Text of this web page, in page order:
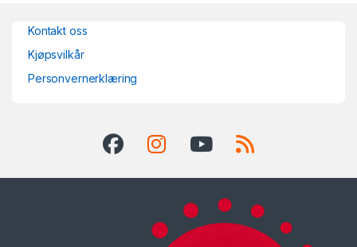
Kontakt oss
Kjøpsvilkår
Personvernerklæring